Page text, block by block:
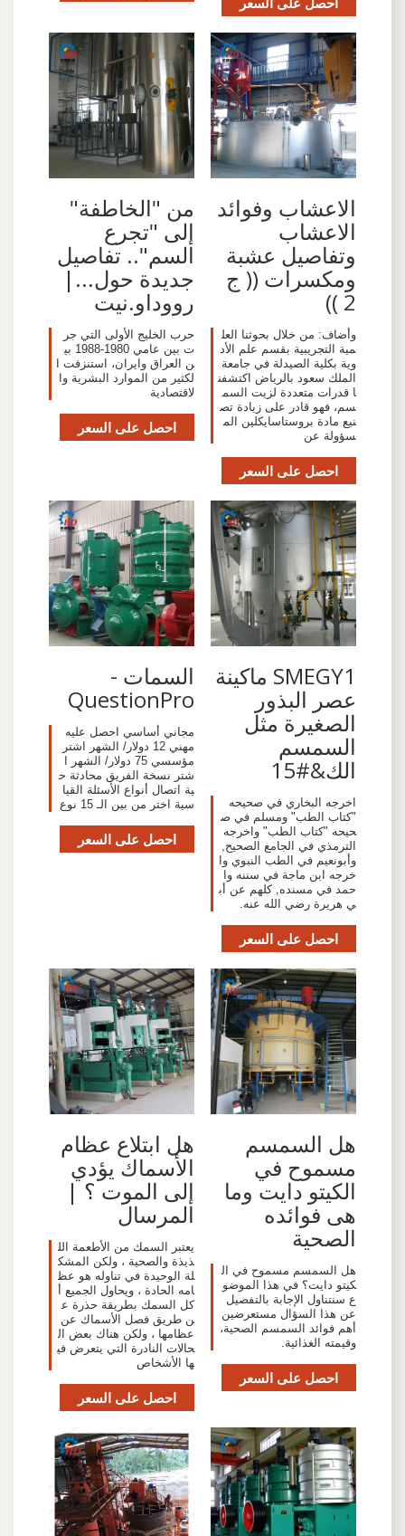
الاعشاب وفوائد
الاعشاب
وتفاصيل عشبة
ومكسرات (( ج
2 ))
وأضاف: من خلال بحوثنا العل
مية التجريبية بقسم علم الأد
وية بكلية الصيدلة في جامعة
الملك سعود بالرياض اكتشفن
ا قدرات متعددة لزيت السم
سم، فهو قادر على زيادة تص
نيع مادة بروستاسايكلين الم
سؤولة عن
احصل على السعر
من "الخاطفة"
إلى "تجرع
السم".. تفاصيل
جديدة حول...|
رووداو.نيت
حرب الخليج الأولى التي جر
ت بين عامي 1980-1988 بي
ن العراق وايران، استنزفت ا
لكثير من الموارد البشرية وا
لاقتصادية
احصل على السعر
SMEGY1 ماكينة
عصر البذور
الصغيرة مثل
السمسم
الك&#15
اخرجه البخاري في صحيحه
"كتاب الطب" ومسلم في ص
حيحه "كتاب الطب" واخرجه
الترمذي في الجامع الصحيح,
وأبونعيم في الطب النبوي وا
خرجه ابن ماجة في سننه وا
حمد في مسنده, كلهم عن أب
ي هريرة رضي الله عنه.
احصل على السعر
السمات -
QuestionPro
مجاني أساسي احصل عليه
مهني 12 دولار/ الشهر اشتر
مؤسسي 75 دولار/ الشهر ا
شتر نسخة الفريق محادثة ح
ية اتصال أنواع الأسئلة القيا
سية اختر من بين الـ 15 نوع
احصل على السعر
هل السمسم
مسموح في
الكيتو دايت وما
هى فوائده
الصحية
هل السمسم مسموح في ال
كيتو دايت؟ في هذا الموضو
ع سنتناول الإجابة بالتفصيل
عن هذا السؤال مستعرضين
أهم فوائد السمسم الصحية،
وقيمته الغذائية.
احصل على السعر
هل ابتلاع عظام
الأسماك يؤدي
إلى الموت ؟ |
المرسال
يعتبر السمك من الأطعمة الل
ذيذة والصحية ، ولكن المشك
لة الوحيدة في تناوله هو عظ
امه الحادة ، ويحاول الجميع أ
كل السمك بطريقة حذرة ع
ن طريق فصل الأسماك عن
عظامها ، ولكن هناك بعض ال
حالات النادرة التي يتعرض في
ها الأشخاص
احصل على السعر